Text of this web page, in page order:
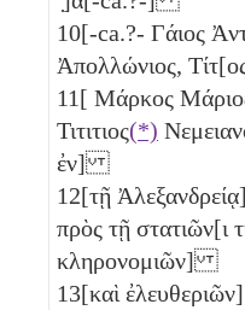
10[-ca.?- Γάιος
Ἀπολλώνιος,
11[ Μάρκος
Τιτιτιος(*)
ἐν]
12[τῇ
πρὸς τῇ στατιῶν[ι
κληρονομιῶν]
13[καὶ